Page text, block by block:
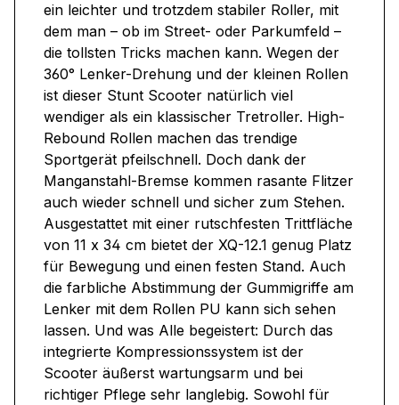
ein leichter und trotzdem stabiler Roller, mit
dem man – ob im Street- oder Parkumfeld –
die tollsten Tricks machen kann. Wegen der
360° Lenker-Drehung und der kleinen Rollen
ist dieser Stunt Scooter natürlich viel
wendiger als ein klassischer Tretroller. High-
Rebound Rollen machen das trendige
Sportgerät pfeilschnell. Doch dank der
Manganstahl-Bremse kommen rasante Flitzer
auch wieder schnell und sicher zum Stehen.
Ausgestattet mit einer rutschfesten Trittfläche
von 11 x 34 cm bietet der XQ-12.1 genug Platz
für Bewegung und einen festen Stand. Auch
die farbliche Abstimmung der Gummigriffe am
Lenker mit dem Rollen PU kann sich sehen
lassen. Und was Alle begeistert: Durch das
integrierte Kompressionssystem ist der
Scooter äußerst wartungsarm und bei
richtiger Pflege sehr langlebig. Sowohl für